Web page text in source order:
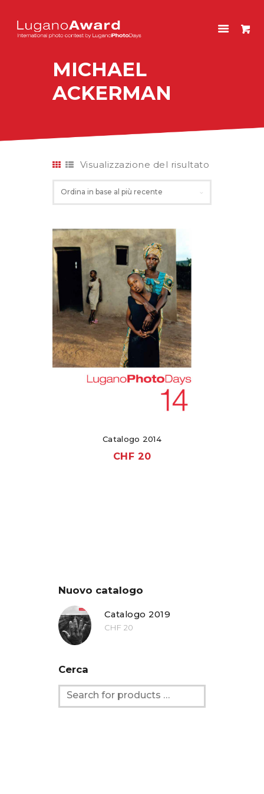
MICHAEL
ACKERMAN
LUGANOAWARD
HOME
CONCORSO
Visualizzazione del risultato
Catalogo 2014
CHF 20
Nuovo catalogo
Catalogo 2019
CHF 20
Cerca